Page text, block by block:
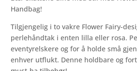
Handbag!
Tilgjengelig i to vakre Flower Fairy-
perlehåndtak i enten lilla eller rosa.
eventyrelskere og for å holde små
enhver utflukt. Denne holdbare og